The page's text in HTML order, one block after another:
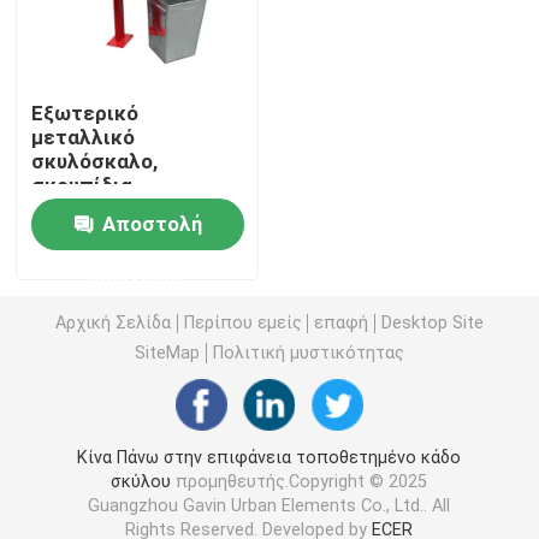
Εξωτερικά τραπέζια από ανακυκλωμένο πλαστικό
Υπαίθριοι πίνακες πικ-νίκ
Τραπέζια τραπέζια εξωτερικού
Εξωτερικές κονσέρβες σκουπιδιών
υπαίθρια δοχεία ανακύκλωσης
Εξωτερικό τασάκι για τσιγάρα
Εξωτερικό
μεταλλικό
σκυλόσκαλο,
σκουπίδια
κατοικίδιων ζώων
Αδιάβροχο
Αδιάβροχο
Αποστολή
Αρχική Σελίδα Περίπου εμείς επαφή
Desktop Site
SiteMap
Πολιτική μυστικότητας
Κίνα Πάνω στην επιφάνεια τοποθετημένο κάδο
σκύλου προμηθευτής.Copyright © 2025
Guangzhou Gavin Urban Elements Co., Ltd.. All
Rights Reserved. Developed by ECER